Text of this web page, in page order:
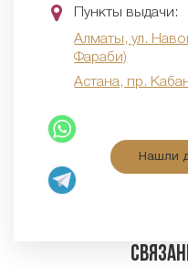
Пункты выдачи:
Алматы, ул.
Фараби)
Астана, пр.
Нашли